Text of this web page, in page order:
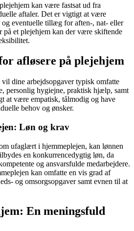
kan være fastsat ud fra
aftaler. Det er vigtigt at være
eventuelle tillæg for aften-, nat- eller
på et plejehjem kan der være skiftende
afløsere på plejehjem
dine arbejdsopgaver typisk omfatte
personlig hygiejne, praktisk hjælp, samt
at være empatisk, tålmodig og have
behov og ønsker.
Løn og krav
ufaglært i hjemmeplejen, kan lønnen
en konkurrencedygtig løn, da
og ansvarsfulde medarbejdere.
kan omfatte en vis grad af
og omsorgsopgaver samt evnen til at
En meningsfuld